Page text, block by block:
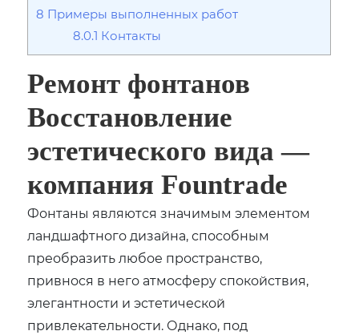
8 Примеры выполненных работ
8.0.1 Контакты
Ремонт фонтанов
Восстановление
эстетического вида —
компания Fountrade
Фонтаны являются значимым элементом
ландшафтного дизайна, способным
преобразить любое пространство,
привнося в него атмосферу спокойствия,
элегантности и эстетической
привлекательности. Однако, под